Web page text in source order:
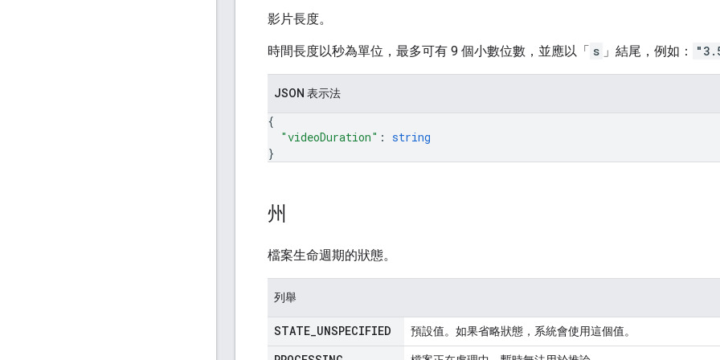
影片長度。
時間長度以秒為單位，最多可有 9 個小數位數，並應以「 s 」結尾，例如：
JSON 表示法
{
"videoDuration" : string
}
州
檔案生命週期的狀態。
列舉
STATE UNSPECIFIED 預設值。如果省略狀態，系統會使用這個值。